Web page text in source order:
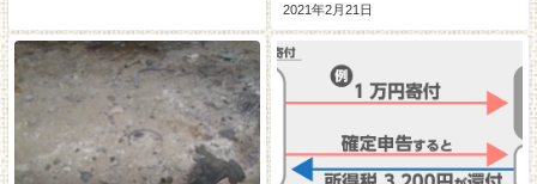
2021年2月21日